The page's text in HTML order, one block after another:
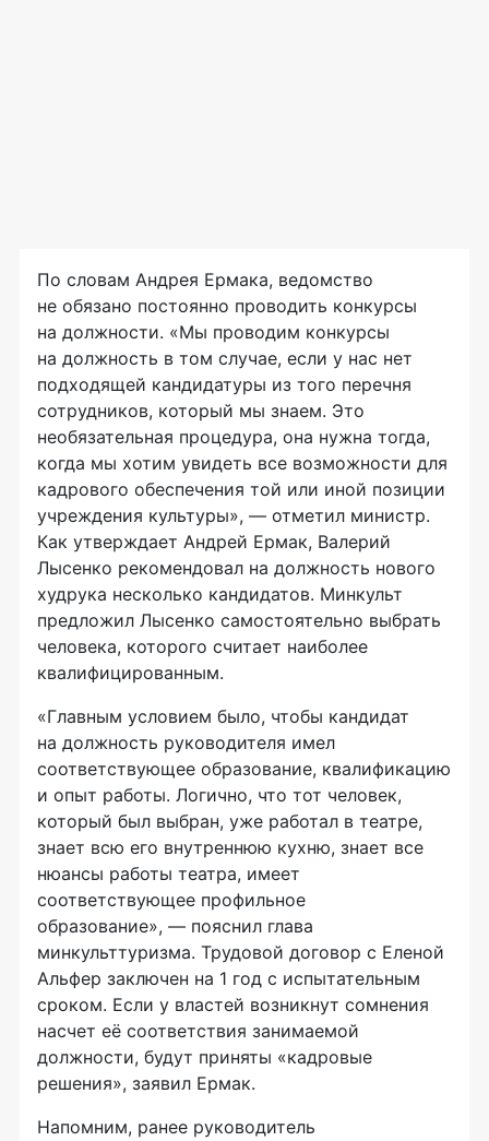
По словам Андрея Ермака, ведомство
не обязано постоянно проводить конкурсы
на должности. «Мы проводим конкурсы
на должность в том случае, если у нас нет
подходящей кандидатуры из того перечня
сотрудников, который мы знаем. Это
необязательная процедура, она нужна тогда,
когда мы хотим увидеть все возможности для
кадрового обеспечения той или иной позиции
учреждения культуры», — отметил министр.
Как утверждает Андрей Ермак, Валерий
Лысенко рекомендовал на должность нового
худрука несколько кандидатов. Минкульт
предложил Лысенко самостоятельно выбрать
человека, которого считает наиболее
квалифицированным.
«Главным условием было, чтобы кандидат
на должность руководителя имел
соответствующее образование, квалификацию
и опыт работы. Логично, что тот человек,
который был выбран, уже работал в театре,
знает всю его внутреннюю кухню, знает все
нюансы работы театра, имеет
соответствующее профильное
образование», — пояснил глава
минкульттуризма. Трудовой договор с Еленой
Альфер заключен на 1 год с испытательным
сроком. Если у властей возникнут сомнения
насчет её соответствия занимаемой
должности, будут приняты «кадровые
решения», заявил Ермак.
Напомним, ранее руководитель